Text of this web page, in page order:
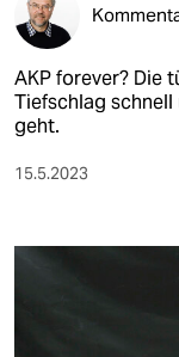
AKP forever? Die
Tiefschlag
geht.
15.5.2023